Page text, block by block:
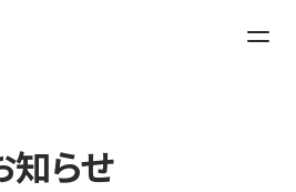
知らせ